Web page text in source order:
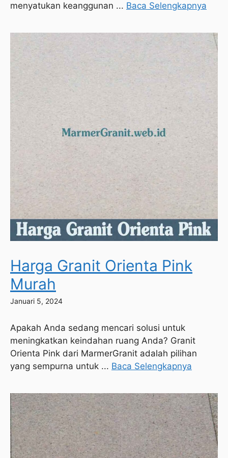
menyatukan keanggunan ... Baca Selengkapnya
Harga Granit Orienta Pink
Murah
Januari 5, 2024
Apakah Anda sedang mencari solusi untuk
meningkatkan keindahan ruang Anda? Granit
Orienta Pink dari MarmerGranit adalah pilihan
yang sempurna untuk ... Baca Selengkapnya